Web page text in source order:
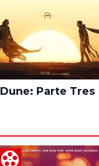
Dune: Parte Tres